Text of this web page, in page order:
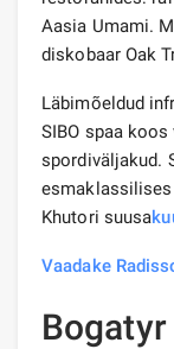
Aasia Umami.
diskobaar Oak
Läbimõeldud
SIBO spaa
spordiväljakud.
Khutori suusa
Vaadake